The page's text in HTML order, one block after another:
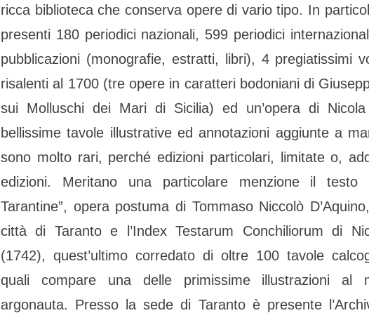
ricca biblioteca che conserva opere di vario tipo. In
presenti 180 periodici nazionali, 599 periodici
pubblicazioni (monografie, estratti, libri), 4 pregiatissimi
risalenti al 1700 (tre opere in caratteri bodoniani di
sui Molluschi dei Mari di Sicilia) ed un’opera di
bellissime tavole illustrative ed annotazioni aggiunte a
sono molto rari, perché edizioni particolari, limitate o,
edizioni. Meritano una particolare menzione il testo
Tarantine”, opera postuma di Tommaso Niccolò
città di Taranto e l’Index Testarum Conchiliorum di
(1742), quest’ultimo corredato di oltre 100 tavole
quali compare una delle primissime illustrazioni al
argonauta. Presso la sede di Taranto è presente